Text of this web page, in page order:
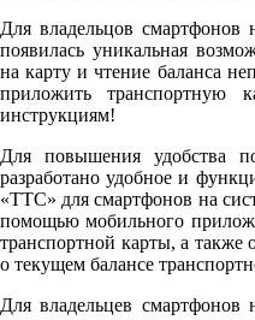
Для владельцов
появилась уникальная
на карту и чтение баланса
приложить транспортную
инструкциям!
Для повышения удобства
разработано удобное и
«ТТС» для смартфонов на
помощью мобильного
транспортной карты, а
о текущем балансе
Для владельцев